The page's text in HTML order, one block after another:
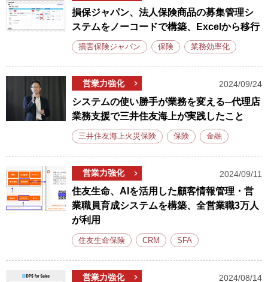
損保ジャパン、法人保険商品の募集管理シ
ステムをノーコードで構築、Excelから移行
損害保険ジャパン 保険 業務効率化
営業力強化 2024/09/24
システムの使い勝手が業務を変える─代理店
業務支援で三井住友海上が実践したこと
三井住友海上火災保険 保険 金融
営業力強化 2024/09/11
住友生命、AIを活用した顧客情報管理・営
業職員育成システムを構築、全営業職3万人
が利用
住友生命保険 CRM SFA
営業力強化 2024/08/14